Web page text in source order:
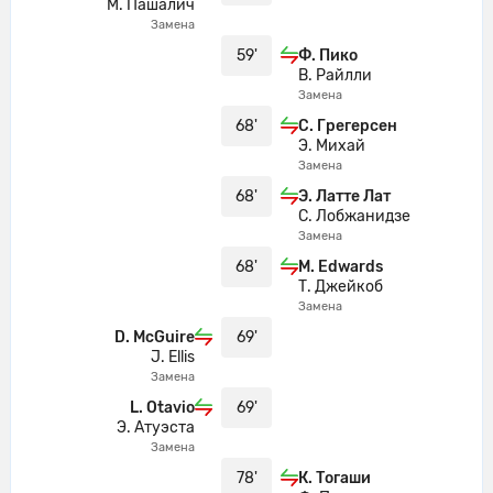
Эдуард Атуэста уходит с поля. Luis
Otavio выходит вместо него
Фарибс Пико уходит с поля. Кайман
Тогаши выходит вместо него
Брайан Охеда уходит с поля. Вильдер
Картахена выходит вместо него
Желтую карточку получает Максим
Г О О О О Л - Ажани Форчун бьет в
Matthew Edwards сделал
результативную передачу.
Вот и все! Рефери свистит
финальный свисток
М. Пашалич
Замена
59'
Ф. Пико
В. Райлли
Замена
68'
С. Грегерсен
Э. Михай
Замена
68'
Э. Латте Лат
С. Лобжанидзе
Замена
68'
M. Edwards
Т. Джейкоб
Замена
69'
D. McGuire
J. Ellis
Замена
69'
L. Otavio
Э. Атуэста
Замена
78'
К. Тогаши